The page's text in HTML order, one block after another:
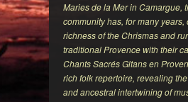
Maries de la Mer in Camargue,
community has, for many
richness of the Chrismas and
traditional Provence with their
Chants Sacrés Gitans en
rich folk repertoire, revealing
and ancestral intertwining of